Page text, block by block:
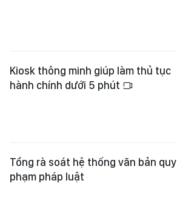
Kiosk thông minh giúp làm thủ tục
hành chính dưới 5 phút
Tổng rà soát hệ thống văn bản quy
phạm pháp luật